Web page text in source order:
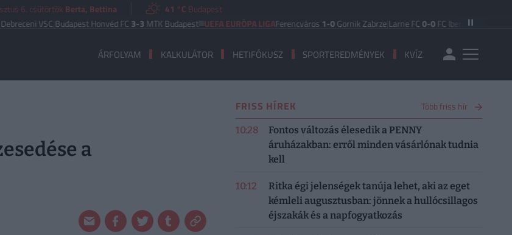
6. csütörtök Berta, Bettina 41 °C Budapest
|Budapest Honvéd FC3-3MTK Budapest UEFA EURÓPA LIGAFerencváros1-0Gornik Zabrze|Larne FC0-0FC Iberia 1999| Shamrock
ÁRFOLYAM KALKULÁTOR HETIFÓKUSZ SPORTEREDMÉNYEK KVÍZ
a
FRISS HÍREK Több friss hír
10:28
Fontos változás élesedik a PENNY
áruházakban: erről minden vásárlónak tudnia
kell
10:12
Ritka égi jelenségek tanúja lehet, aki az eget
kémleli augusztusban: jönnek a hullócsillagos
éjszakák és a napfogyatkozás